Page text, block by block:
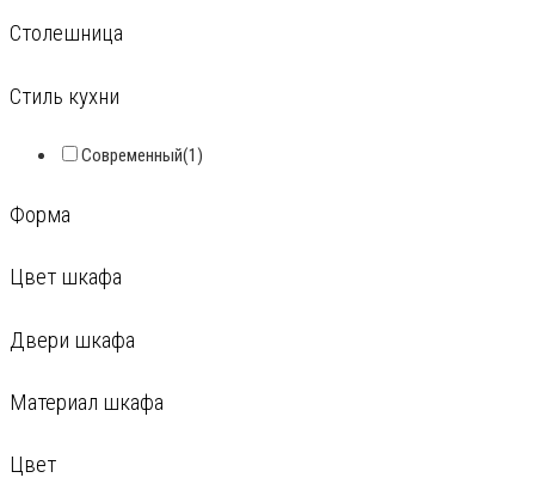
Столешница
Стиль кухни
Современный(1)
Форма
Цвет шкафа
Двери шкафа
Материал шкафа
Цвет